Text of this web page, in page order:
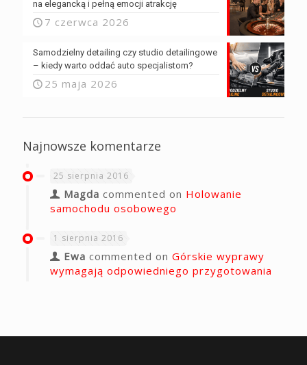
na elegancką i pełną emocji atrakcję
7 czerwca 2026
Samodzielny detailing czy studio detailingowe
– kiedy warto oddać auto specjalistom?
25 maja 2026
Najnowsze komentarze
25 sierpnia 2016
Magda commented on Holowanie
samochodu osobowego
1 sierpnia 2016
Ewa commented on Górskie wyprawy
wymagają odpowiedniego przygotowania